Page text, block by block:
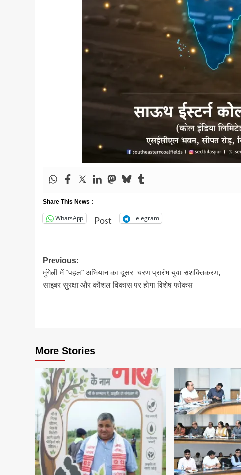
Share This News :
WhatsApp Post Telegram
Post
navigation
Previous:
मुंगेली में “पहल” अभियान का दूसरा चरण प्रारंभ युवा सशक्तिकरण,
साइबर सुरक्षा और कौशल विकास पर होगा विशेष फोकस
More Stories